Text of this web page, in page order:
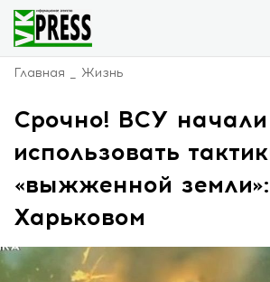
Главная Жизнь
Срочно! ВСУ начали
использовать
«выжженной
Харьковом